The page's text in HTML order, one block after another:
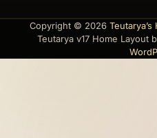
Copyright © 2026 Teutarya’s
Teutarya v17 Home Layout